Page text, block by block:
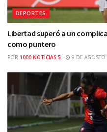
DEPORTES
Libertad superó a un
como puntero
POR 1000 NOTICIAS 5 9 DE